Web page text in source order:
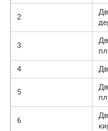
2
3
4
5
6